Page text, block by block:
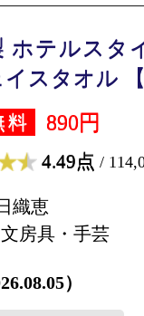
ホテルスタ
スタオル
料 890円
4.49点 /
織恵
房具・手芸
）